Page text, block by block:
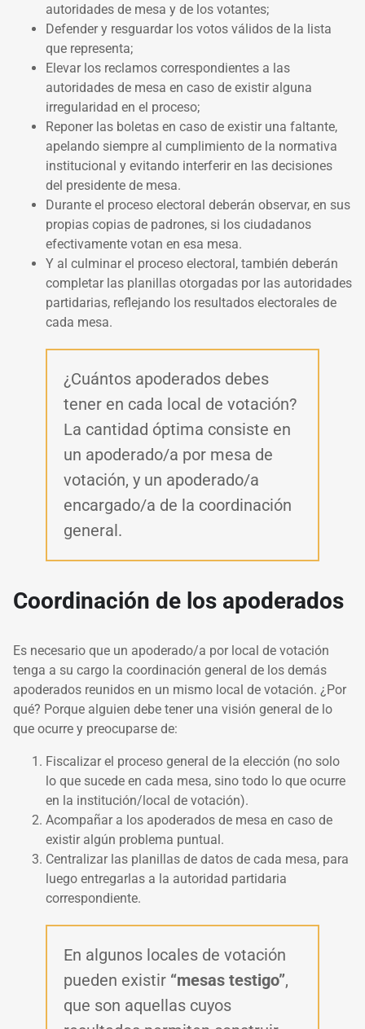
autoridades de mesa y de los votantes;
Defender y resguardar los votos válidos de la lista
que representa;
Elevar los reclamos correspondientes a las
autoridades de mesa en caso de existir alguna
irregularidad en el proceso;
Reponer las boletas en caso de existir una faltante,
apelando siempre al cumplimiento de la normativa
institucional y evitando interferir en las decisiones
del presidente de mesa.
Durante el proceso electoral deberán observar, en sus
propias copias de padrones, si los ciudadanos
efectivamente votan en esa mesa.
Y al culminar el proceso electoral, también deberán
completar las planillas otorgadas por las autoridades
partidarias, reflejando los resultados electorales de
cada mesa.
¿Cuántos apoderados debes
tener en cada local de votación?
La cantidad óptima consiste en
un apoderado/a por mesa de
votación, y un apoderado/a
encargado/a de la coordinación
general.
Coordinación de los apoderados
Es necesario que un apoderado/a por local de votación
tenga a su cargo la coordinación general de los demás
apoderados reunidos en un mismo local de votación. ¿Por
qué? Porque alguien debe tener una visión general de lo
que ocurre y preocuparse de:
Fiscalizar el proceso general de la elección (no solo
lo que sucede en cada mesa, sino todo lo que ocurre
en la institución/local de votación).
Acompañar a los apoderados de mesa en caso de
existir algún problema puntual.
Centralizar las planillas de datos de cada mesa, para
luego entregarlas a la autoridad partidaria
correspondiente.
En algunos locales de votación
pueden existir “mesas testigo”,
que son aquellas cuyos